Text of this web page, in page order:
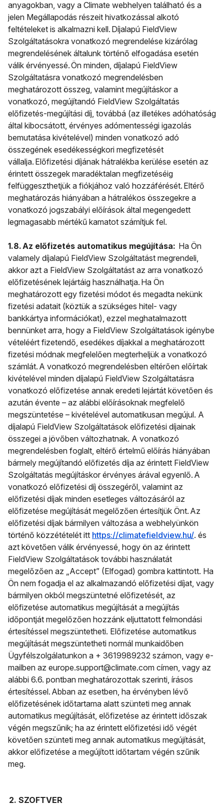
anyagokban, vagy a Climate webhelyen található és a
jelen Megállapodás részeit hivatkozással alkotó
feltételeket is alkalmazni kell. Díjalapú FieldView
Szolgáltatásokra vonatkozó megrendelése kizárólag
megrendelésének általunk történő elfogadása esetén
válik érvényessé. Ön minden, díjalapú FieldView
Szolgáltatásra vonatkozó megrendelésben
meghatározott összeg, valamint megújításkor a
vonatkozó, megújítandó FieldView Szolgáltatás
előfizetés-megújítási díj, továbbá (az illetékes adóhatóság
által kibocsátott, érvényes adómentességi igazolás
bemutatása kivételével) minden vonatkozó adó
összegének esedékességkori megfizetését
vállalja. Előfizetési díjának hátralékba kerülése esetén az
érintett összegek maradéktalan megfizetéséig
felfüggeszthetjük a fiókjához való hozzáférését. Eltérő
meghatározás hiányában a hátralékos összegekre a
vonatkozó jogszabályi előírások által megengedett
legmagasabb mértékű kamatot számítjuk fel.
1.8. Az előfizetés automatikus megújítása: Ha Ön
valamely díjalapú FieldView Szolgáltatást megrendeli,
akkor azt a FieldView Szolgáltatást az arra vonatkozó
előfizetésének lejártáig használhatja. Ha Ön
meghatározott egy fizetési módot és megadta nekünk
fizetési adatait (köztük a szükséges hitel- vagy
bankkártya információkat), ezzel meghatalmazott
bennünket arra, hogy a FieldView Szolgáltatások igénybe
vételéért fizetendő, esedékes díjakkal a meghatározott
fizetési módnak megfelelően megterheljük a vonatkozó
számlát. A vonatkozó megrendelésben eltérően előírtak
kivételével minden díjalapú FieldView Szolgáltatásra
vonatkozó előfizetése annak eredeti lejártát követően és
azután évente – az alábbi előírásoknak megfelelő
megszüntetése – kivételével automatikusan megújul. A
díjalapú FieldView Szolgáltatások előfizetési díjainak
összegei a jövőben változhatnak. A vonatkozó
megrendelésben foglalt, eltérő értelmű előírás hiányában
bármely megújítandó előfizetés díja az érintett FieldView
Szolgáltatás megújításkor érvényes árával egyenlő. A
vonatkozó előfizetési díj összegéről, valamint az
előfizetési díjak minden esetleges változásáról az
előfizetése megújítását megelőzően értesítjük Önt. Az
előfizetési díjak bármilyen változása a webhelyünkön
történő közzétételét itt https://climatefieldview.hu/. és
azt követően válik érvényessé, hogy ön az érintett
FieldView Szolgáltatások további használatát
megelőzően az „Accept” (Elfogad) gombra kattintott. Ha
Ön nem fogadja el az alkalmazandó előfizetési díjat, vagy
bármilyen okból megszüntetné előfizetését, az
előfizetése automatikus megújítását a megújítás
időpontját megelőzően hozzánk eljuttatott felmondási
értesítéssel megszüntetheti. Előfizetése automatikus
megújítását megszüntetheti normál munkaidőben
Ügyfélszolgálatunkon a + 3619989232 számon, vagy e-
mailben az europe.support@climate.com címen, vagy az
alábbi 6.6. pontban meghatározottak szerinti, írásos
értesítéssel. Abban az esetben, ha érvényben lévő
előfizetésének időtartama alatt szünteti meg annak
automatikus megújítását, előfizetése az érintett időszak
végén megszűnik; ha az érintett előfizetési idő végét
követően szünteti meg annak automatikus megújítását,
akkor előfizetése a megújított időtartam végén szűnik
meg.
2. SZOFTVER